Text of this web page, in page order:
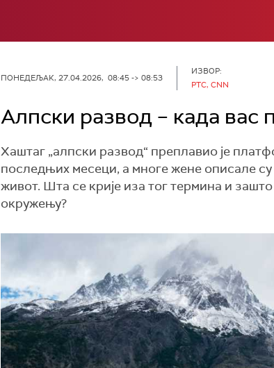
ПОНЕДЕЉАК, 27.04.2026, 08:45 -> 08:53
ИЗВОР:
РТС, CNN
Алпски развод – када вас
Хаштаг „алпски развод“ преплавио је
последњих месеци, а многе жене описале су
живот. Шта се крије иза тог термина и
окружењу?